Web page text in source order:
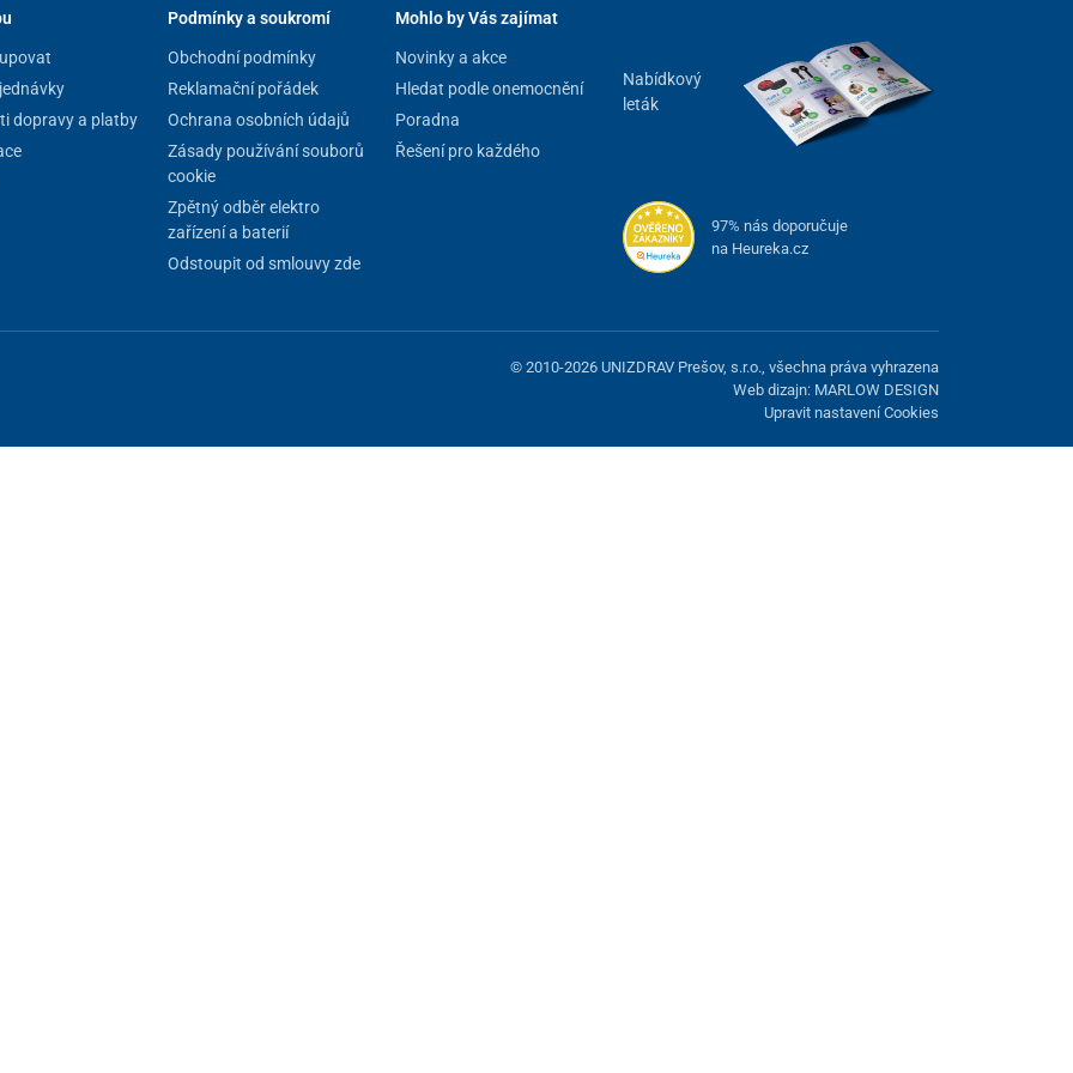
panely bočnice z nerezavějící oceles
ošetřovatelům přístup k pacientům. K dispozici je
dopravy a platby
Podmínky a soukromí
Obchodní podmínky
Reklamační pořádek
Ochrana osobních údajů
Zásady používání souborů
cookie
Zpětný odběr elektro
zařízení a baterií
Odstoupit od smlouvy zde
Mohlo by Vás zajímat
Novinky a akce
Hledat podle onemocnění
Poradna
Řešení pro každého
Nabídkový
leták
97% nás doporučuje
na Heureka.cz
© 2010-2026 UNIZDRAV Prešov, s.r.o., všechna práva vyhrazena
Web dizajn: MARLOW DESIGN
Upravit nastavení Cookies